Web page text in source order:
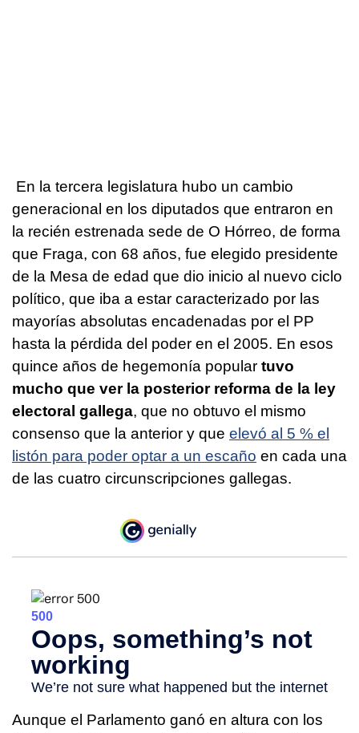
En la tercera legislatura hubo un cambio
generacional en los diputados que entraron en
la recién estrenada sede de O Hórreo, de forma
que Fraga, con 68 años, fue elegido presidente
de la Mesa de edad que dio inicio al nuevo ciclo
político, que iba a estar caracterizado por las
mayorías absolutas encadenadas por el PP
hasta la pérdida del poder en el 2005. En esos
quince años de hegemonía popular tuvo
mucho que ver la posterior reforma de la ley
electoral gallega, que no obtuvo el mismo
consenso que la anterior y que elevó al 5 % el
listón para poder optar a un escaño en cada una
de las cuatro circunscripciones gallegas.
Aunque el Parlamento ganó en altura con los